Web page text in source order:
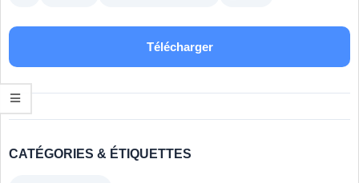
Télécharger
CATÉGORIES & ÉTIQUETTES